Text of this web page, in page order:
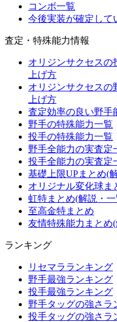
コンボ一覧
今後実装が確定して
査定・特殊能力情報
オリジンサクセスの
上げ方
オリジンサクセスの
上げ方
査定効率の良い野手
野手の特殊能力一覧
投手の特殊能力一覧
野手全能力の実査定
投手全能力の実査定
基礎上限UPまとめ(
オリジナル変化球ま
虹特まとめ(解説・
至高金特まとめ
友情特殊能力まとめ
ランキング
リセマラランキング
野手最強ランキング
投手最強ランキング
野手タッグの強さラ
投手タッグの強さラ